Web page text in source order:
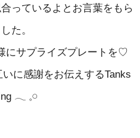
っているよとお言葉をもら
た。
にサプライズプレートを♡
に感謝をお伝えするTanks
𓂃 𓈒𓏸